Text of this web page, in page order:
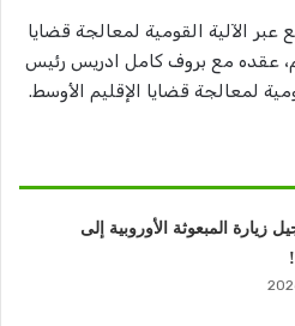
عبر الآلية القومية لمعالجة قضايا
عقده مع بروف كامل ادريس رئيس
لمعالجة قضايا الإقليم الأوسط.
زيارة المبعوثة الأوروبية إلى